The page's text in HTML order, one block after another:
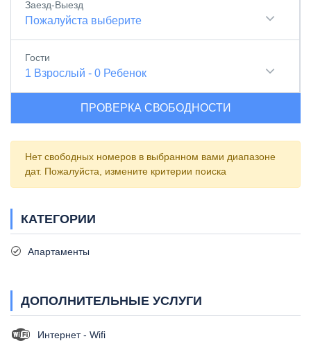
Заезд-Выезд
Пожалуйста выберите
Гости
1 Взрослый - 0 Ребенок
ПРОВЕРКА СВОБОДНОСТИ
Нет свободных номеров в выбранном вами диапазоне
дат. Пожалуйста, измените критерии поиска
КАТЕГОРИИ
Апартаменты
ДОПОЛНИТЕЛЬНЫЕ УСЛУГИ
Интернет - Wifi